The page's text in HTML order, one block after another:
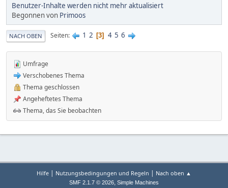
Benutzer-Inhalte werden nicht mehr aktualisiert
Begonnen von Primoos
NACH OBEN Seiten 1 2 3 4 5 6
Umfrage
Verschobenes Thema
Thema geschlossen
Angeheftetes Thema
Thema, das Sie beobachten
Hilfe | Nutzungsbedingungen und Regeln | Nach oben ▲
SMF 2.1.7 © 2026, Simple Machines